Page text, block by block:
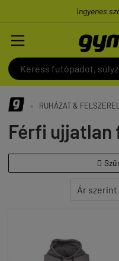
Ingyenes
» RUHÁZAT &
Férfi ujjatlan
